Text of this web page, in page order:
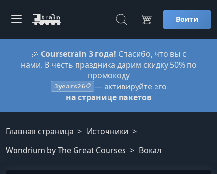
Войти
🎉 Coursetrain 3 года! Спасибо, что вы с
нами. В честь праздника дарим скидку 50% по
промокоду
3years26📋 — активируйте его
на странице пакетов
Главная страница
Источники
Wondrium by The Great Courses
Вокал